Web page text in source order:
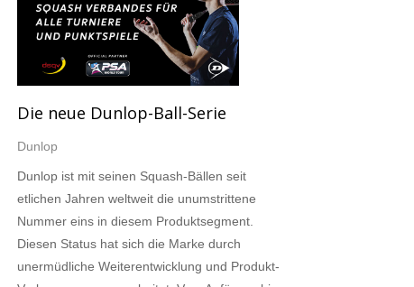
Die neue Dunlop-Ball-Serie
Dunlop
Dunlop ist mit seinen Squash-Bällen seit
etlichen Jahren weltweit die unumstrittene
Nummer eins in diesem Produktsegment.
Diesen Status hat sich die Marke durch
unermüdliche Weiterentwicklung und Produkt-